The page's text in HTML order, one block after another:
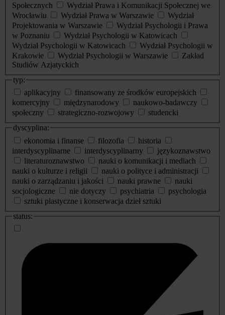
Społecznych
Wydział Prawa i Komunikacji Społecznej we
Wrocławiu
Wydział Prawa w Warszawie
Wydział
Projektowania w Warszawie
Wydział Psychologii i Prawa
w Poznaniu
Wydział Psychologii w Katowicach
Wydział Psychologii w Katowicach
Wydział Psychologii w
Krakowie
Wydział Psychologii w Warszawie
Zakład
Studiów Azjatyckich
typ:
aplikacyjny
finansowany ze środków europejskich
komercyjny
międzynarodowy
naukowo-badawczy
społeczny
strategiczno-rozwojowy
studencki
dyscyplina:
ekonomia i finanse
filozofia
historia
interdyscyplinarne
interdyscyplinarny
językoznawstwo
literaturoznawstwo
nauki o komunikacji i mediach
nauki o kulturze i religii
nauki o polityce i administracji
nauki o zarządzaniu i jakości
nauki prawne
nauki
socjologiczne
nie dotyczy psychiatria
psychologia
sztuki plastyczne i konserwacja dzieł sztuki
status: